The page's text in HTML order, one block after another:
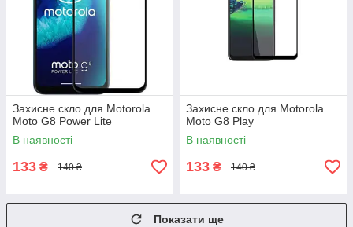
Захисне скло для Motorola
Moto G8 Power Lite
В наявності
133 ₴ 140 ₴
Захисне скло для Motorola
Moto G8 Play
В наявності
133 ₴ 140 ₴
Показати ще